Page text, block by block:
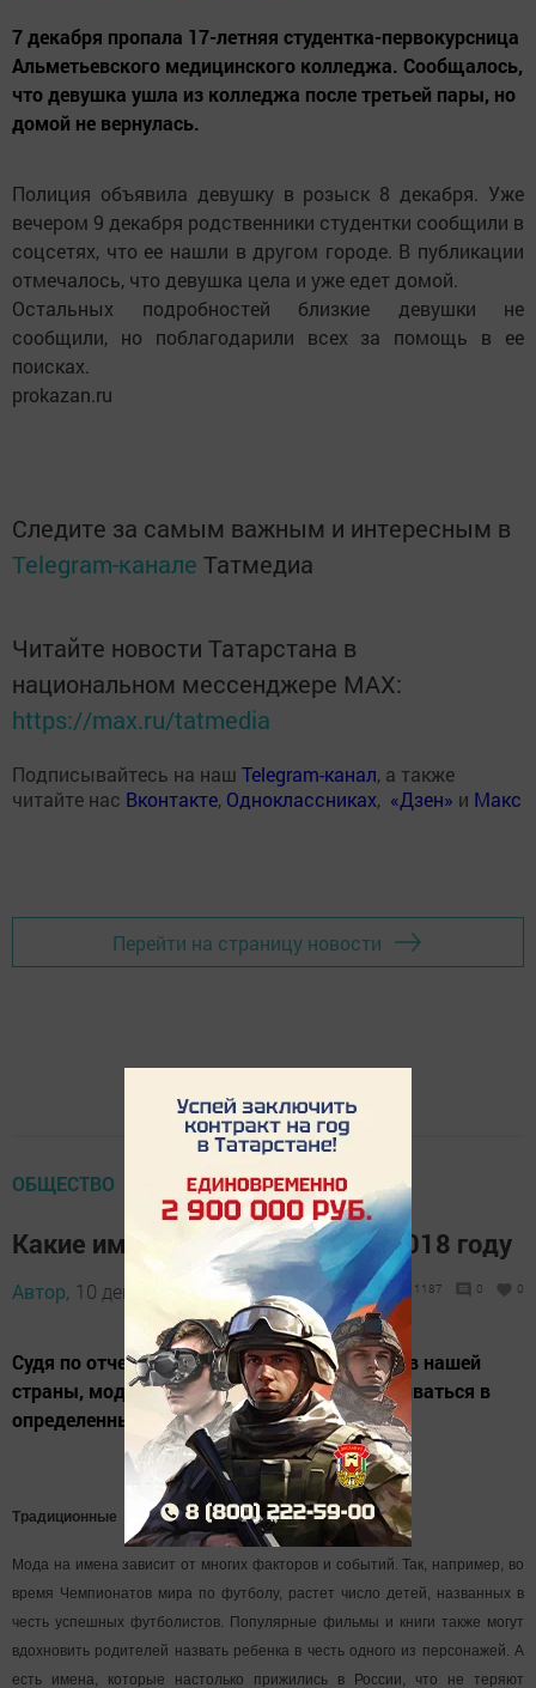
7 декабря пропала 17-летняя студентка-первокурсница
Альметьевского медицинского колледжа. Сообщалось,
что девушка ушла из колледжа после третьей пары, но
домой не вернулась.
Полиция объявила девушку в розыск 8 декабря. Уже
вечером 9 декабря родственники студентки сообщили в
соцсетях, что ее нашли в другом городе. В публикации
отмечалось, что девушка цела и уже едет домой.
Остальных подробностей близкие девушки не
сообщили, но поблагодарили всех за помощь в ее
поисках.
prokazan.ru
Следите за самым важным и интересным в
Telegram-канале Татмедиа
Читайте новости Татарстана в
национальном мессенджере MАХ:
https://max.ru/tatmedia
Подписывайтесь на наш Telegram-канал, а также
читайте нас Вконтакте, Одноклассниках, «Дзен» и Макс
Перейти на страницу новости
ОБЩЕСТВО
Какие имена будут в тренде в 2018 году
Автор, 10 декабря 2017 - 06:00 1187 0 0
Судя по отчетам ЗАГСов из разных регионов нашей
страны, мода на детские имена будет развиваться в
определенных направлениях.
Традиционные
Мода на имена зависит от многих факторов и событий. Так, например, во
время Чемпионатов мира по футболу, растет число детей, названных в
честь успешных футболистов. Популярные фильмы и книги также могут
вдохновить родителей назвать ребенка в честь одного из персонажей. А
есть имена, которые настолько прижились в России, что не теряют